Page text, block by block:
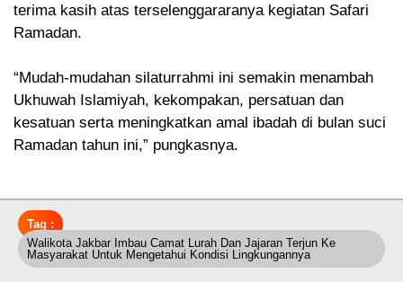
terima kasih atas terselenggararanya kegiatan Safari
Ramadan.
“Mudah-mudahan silaturrahmi ini semakin menambah
Ukhuwah Islamiyah, kekompakan, persatuan dan
kesatuan serta meningkatkan amal ibadah di bulan suci
Ramadan tahun ini,” pungkasnya.
Tag :
Walikota Jakbar Imbau Camat Lurah Dan Jajaran Terjun Ke
Masyarakat Untuk Mengetahui Kondisi Lingkungannya